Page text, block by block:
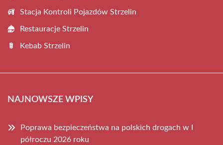
Stacja Kontroli Pojazdów Strzelin
Restauracje Strzelin
Kebab Strzelin
NAJNOWSZE WPISY
Poprawa bezpieczeństwa na polskich drogach w I
półroczu 2026 roku